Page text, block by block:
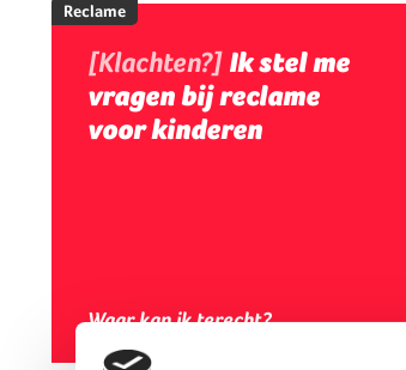
Reclame
[Klachten?] Ik stel me
vragen bij reclame
voor kinderen
Waar kan ik terecht?